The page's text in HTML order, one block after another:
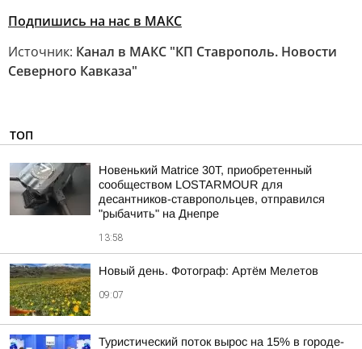
Подпишись на нас в МАКС
Источник: Канал в МАКС "КП Ставрополь. Новости
Северного Кавказа"
ТОП
Новенький Matrice 30T, приобретенный
сообществом LOSTARMOUR для
десантников-ставропольцев, отправился
"рыбачить" на Днепре
13:58
Новый день. Фотограф: Артём Мелетов
09:07
Туристический поток вырос на 15% в городе-